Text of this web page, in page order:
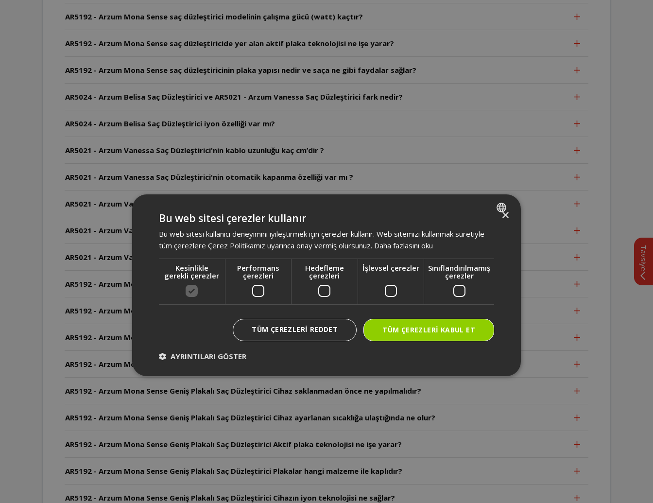
AR5192 - Arzum Mona Sense saç düzleştirici modelinin çalışma gücü (watt) kaçtır?
AR5192 - Arzum Mona Sense saç düzleştiricide yer alan aktif plaka teknolojisi ne işe yarar?
AR5192 - Arzum Mona Sense saç düzleştiricinin plaka yapısı nedir ve saça ne gibi faydalar sağlar?
AR5024 - Arzum Belisa Saç Düzleştirici ve AR5021 - Arzum Vanessa Saç Düzleştirici fark nedir?
AR5024 - Arzum Belisa Saç Düzleştirici iyon özelliği var mı?
AR5021 - Arzum Vanessa Saç Düzleştirici'nin kablo uzunluğu kaç cm’dir ?
AR5021 - Arzum Vanessa Saç Düzleştirici'nin otomatik kapanma özelliği var mı ?
AR5021 - Arzum Vanessa Saç Düzleştirici kaç watt ?
AR5021 - Arzum Vanessa Saç Düzleştirici'nin plaka malzemesi nedir ?
AR5021 - Arzum Vanessa Saç Düzleştirici'nin iyon özelliği var mı ?
AR5192 - Arzum Mona Sense Geniş Plakalı Saç Düzleştirici Cihazın üretici ülkesi neresidir?
AR5192 - Arzum Mona Sense Geniş Plakalı Saç Düzleştirici Cihazın kullanım ömrü kaç yıldır?
AR5192 - Arzum Mona Sense Geniş Plakalı Saç Düzleştirici Cihazın gücü kaç watt’tır?
AR5192 - Arzum Mona Sense Geniş Plakalı Saç Düzleştirici Plaka kilidi ne işe yarar?
AR5192 - Arzum Mona Sense Geniş Plakalı Saç Düzleştirici Cihaz saklanmadan önce ne yapılmalıdır?
AR5192 - Arzum Mona Sense Geniş Plakalı Saç Düzleştirici Cihaz ayarlanan sıcaklığa ulaştığında ne olur?
AR5192 - Arzum Mona Sense Geniş Plakalı Saç Düzleştirici Aktif plaka teknolojisi ne işe yarar?
AR5192 - Arzum Mona Sense Geniş Plakalı Saç Düzleştirici Plakalar hangi malzeme ile kaplıdır?
AR5192 - Arzum Mona Sense Geniş Plakalı Saç Düzleştirici Cihazın iyon teknolojisi ne sağlar?
Tavsiye
TURKISH
×
Bu web sitesi çerezler kullanır
Bu web sitesi kullanıcı deneyimini iyileştirmek için çerezler kullanır. Web sitemizi kullanmak suretiyle
tüm çerezlere Çerez Politikamız uyarınca onay vermiş olursunuz. Daha fazlasını oku
Kesinlikle
gerekli çerezler
Performans
çerezleri
Hedefleme
çerezleri
İşlevsel çerezler
Sınıflandırılmamış
çerezler
TÜM ÇEREZLERI KABUL ET
TÜM ÇEREZLERI REDDET
AYRINTILARI GÖSTER